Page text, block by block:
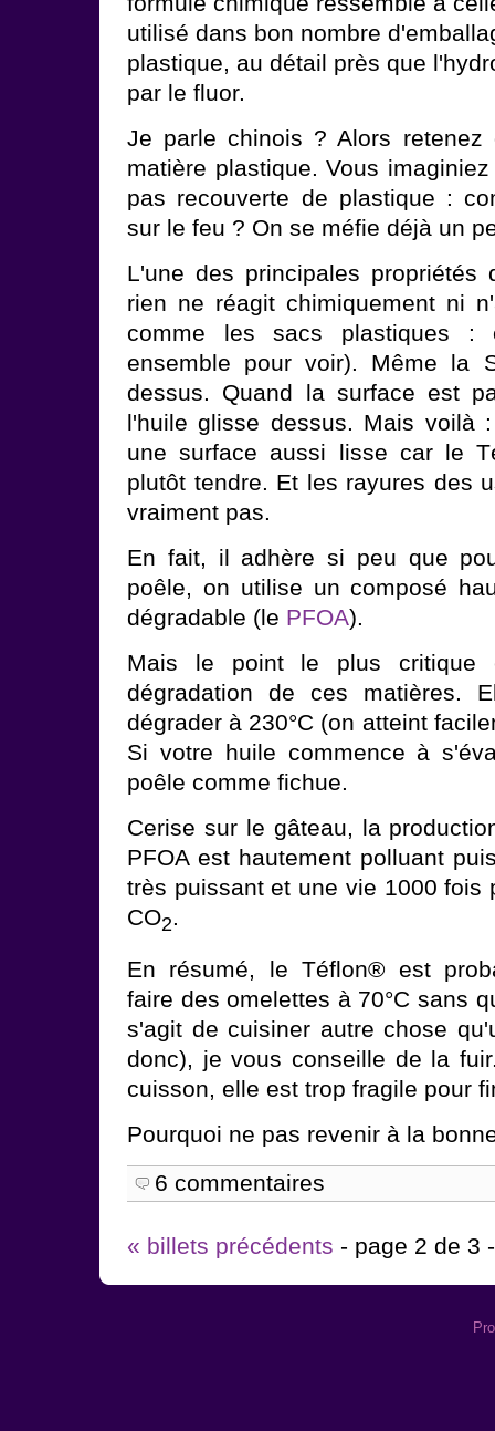
utilisé dans bon nombre
plastique, au détail près que
par le fluor.
Je parle chinois ? Alors
matière plastique. Vous
pas recouverte de plastique :
sur le feu ? On se méfie déjà un
L'une des principales
rien ne réagit chimiquement ni
comme les sacs plastiques :
ensemble pour voir). Même la
dessus. Quand la surface est
l'huile glisse dessus. Mais voilà
une surface aussi lisse car le
plutôt tendre. Et les rayures des
vraiment pas.
En fait, il adhère si peu que
poêle, on utilise un composé
dégradable (le PFOA).
Mais le point le plus critique
dégradation de ces matières.
dégrader à 230°C (on atteint
Si votre huile commence à
poêle comme fichue.
Cerise sur le gâteau, la
PFOA est hautement polluant
très puissant et une vie 1000 fois
CO2.
En résumé, le Téflon® est
faire des omelettes à 70°C sans
s'agit de cuisiner autre chose
donc), je vous conseille de la
cuisson, elle est trop fragile pour
Pourquoi ne pas revenir à la
6 commentaires
« billets précédents - page 2 de 3